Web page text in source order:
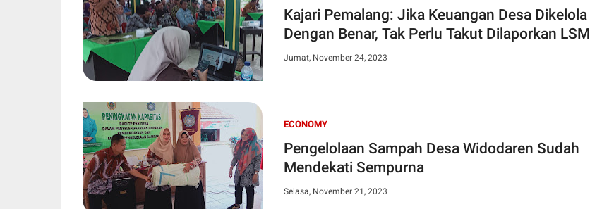
Kajari Pemalang: Jika Keuangan Desa Dikelola
Dengan Benar, Tak Perlu Takut Dilaporkan LSM
Jumat, November 24, 2023
ECONOMY
Pengelolaan Sampah Desa Widodaren Sudah
Mendekati Sempurna
Selasa, November 21, 2023